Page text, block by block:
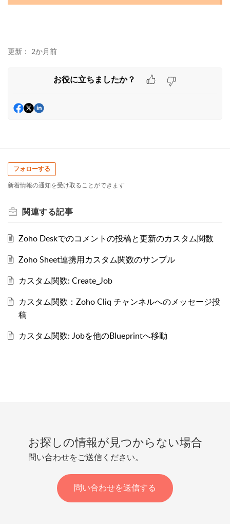
更新： 2か月前
お役に立ちましたか？
フォローする
新着情報の通知を受け取ることができます
関連する記事
Zoho Deskでのコメントの投稿と更新のカスタム関数
Zoho Sheet連携用カスタム関数のサンプル
カスタム関数: Create_Job
カスタム関数：Zoho Cliq チャンネルへのメッセージ投
稿
カスタム関数: Jobを他のBlueprintへ移動
お探しの情報が見つからない場合
問い合わせをご送信ください。
問い合わせを送信する